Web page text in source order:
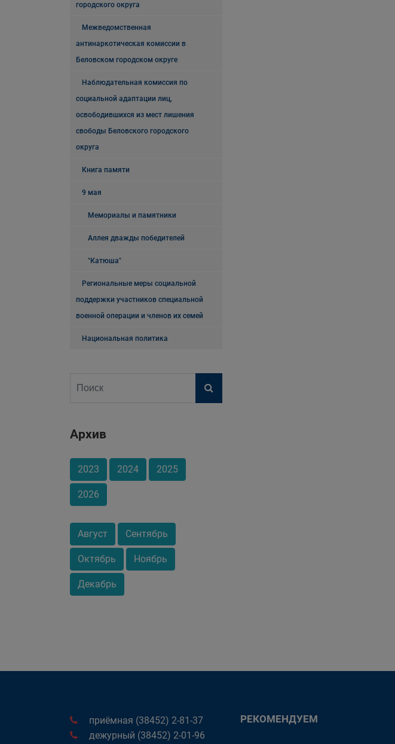
городского округа
Межведомственная
антинаркотическая комиссии в
Беловском городском округе
Наблюдательная комиссия по
социальной адаптации лиц,
освободившихся из мест лишения
свободы Беловского городского
округа
Книга памяти
9 мая
Мемориалы и памятники
Аллея дважды победителей
"Катюша"
Региональные меры социальной
поддержки участников специальной
военной операции и членов их семей
Национальная политика
Архив
2023 2024 2025
2026
Август Сентябрь
Октябрь Ноябрь
Декабрь
приёмная (38452) 2-81-37
дежурный (38452) 2-01-96
РЕКОМЕНДУЕМ